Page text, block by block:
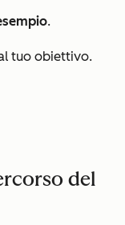
.
tuo obiettivo.
del